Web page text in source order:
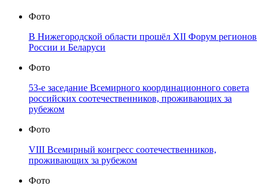
Фото
В Нижегородской области прошёл XII Форум регионов
России и Беларуси
Фото
53-е заседание Всемирного координационного совета
российских соотечественников, проживающих за
рубежом
Фото
VIII Всемирный конгресс соотечественников,
проживающих за рубежом
Фото